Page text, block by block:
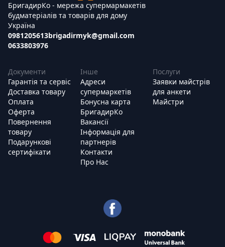
БригадирКо - мережа супермармакетів
будматеріалів та товарів для дому
Україна
0981205613
0633803976
brigadirmyk@gmail.com
Документи
Гарантія та сервіс
Доставка товару
Оплата
Оферта
Повернення
товару
Подарункові
сертифікати
Інше
Адреси
супермаркетів
Бонусна карта
БригадирКо
Вакансії
Інформація для
партнерів
Контакти
Про Нас
Послуги
Заявки майстрів
для анкети
Майстри